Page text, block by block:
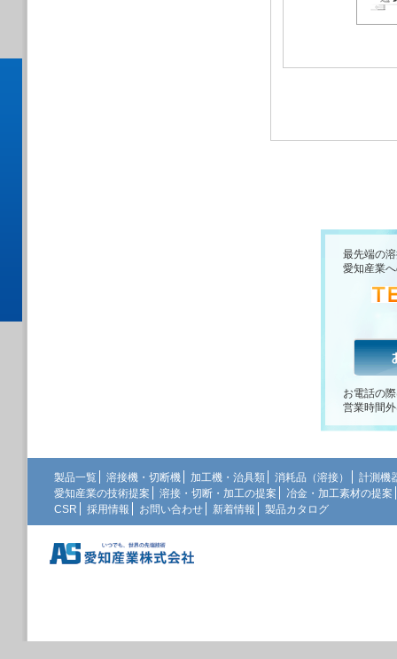
最先端の
愛知産業
お電話の
営業時間
製品一覧 溶接機・切断機 加工機・治具類 消耗品（溶接）
計測機
愛知産業の技術提案
溶接・切断・加工の提案
冶金・加工素材の提案
CSR
採用情報 お問い合わせ 新着情報 製品カタログ